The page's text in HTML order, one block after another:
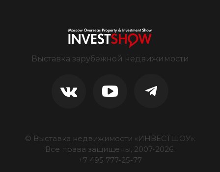
Выставка зарубежной недвижимости
© Выставка недвижимости «ИНВЕСТШОУ».
Все права защищены, 2007-2026.
+7 495 777-25-77